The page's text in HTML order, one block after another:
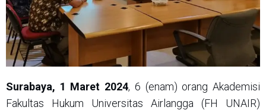
Surabaya, 1 Maret 2024, 6 (enam) orang Akademisi
Fakultas Hukum Universitas Airlangga (FH UNAIR)